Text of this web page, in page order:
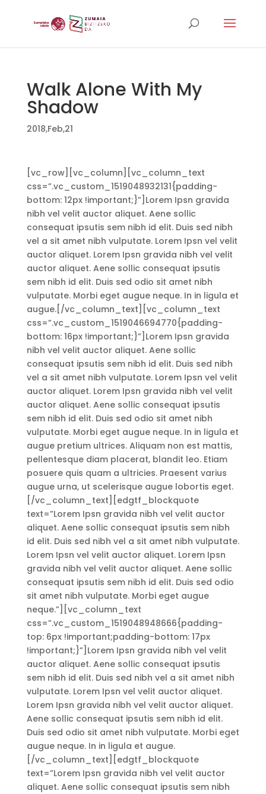
Walk Alone With My
Shadow
2018,Feb,21
[vc_row][vc_column][vc_column_text
css=”.vc_custom_1519048932131{padding-
bottom: 12px !important;}”]Lorem Ipsn gravida
nibh vel velit auctor aliquet. Aene sollic
consequat ipsutis sem nibh id elit. Duis sed nibh
vel a sit amet nibh vulputate. Lorem Ipsn vel velit
auctor aliquet. Lorem Ipsn gravida nibh vel velit
auctor aliquet. Aene sollic consequat ipsutis
sem nibh id elit. Duis sed odio sit amet nibh
vulputate. Morbi eget augue neque. In in ligula et
augue.[/vc_column_text][vc_column_text
css=”.vc_custom_1519046694770{padding-
bottom: 16px !important;}”]Lorem Ipsn gravida
nibh vel velit auctor aliquet. Aene sollic
consequat ipsutis sem nibh id elit. Duis sed nibh
vel a sit amet nibh vulputate. Lorem Ipsn vel velit
auctor aliquet. Lorem Ipsn gravida nibh vel velit
auctor aliquet. Aene sollic consequat ipsutis
sem nibh id elit. Duis sed odio sit amet nibh
vulputate. Morbi eget augue neque. In in ligula et
augue pretium ultrices. Aliquam non est mattis,
pellentesque diam placerat, blandit leo. Etiam
posuere quis quam a ultricies. Praesent varius
augue urna, ut scelerisque augue lobortis eget.
[/vc_column_text][edgtf_blockquote
text=”Lorem Ipsn gravida nibh vel velit auctor
aliquet. Aene sollic consequat ipsutis sem nibh
id elit. Duis sed nibh vel a sit amet nibh vulputate.
Lorem Ipsn vel velit auctor aliquet. Lorem Ipsn
gravida nibh vel velit auctor aliquet. Aene sollic
consequat ipsutis sem nibh id elit. Duis sed odio
sit amet nibh vulputate. Morbi eget augue
neque.”][vc_column_text
css=”.vc_custom_1519048948666{padding-
top: 6px !important;padding-bottom: 17px
!important;}”]Lorem Ipsn gravida nibh vel velit
auctor aliquet. Aene sollic consequat ipsutis
sem nibh id elit. Duis sed nibh vel a sit amet nibh
vulputate. Lorem Ipsn vel velit auctor aliquet.
Lorem Ipsn gravida nibh vel velit auctor aliquet.
Aene sollic consequat ipsutis sem nibh id elit.
Duis sed odio sit amet nibh vulputate. Morbi eget
augue neque. In in ligula et augue.
[/vc_column_text][edgtf_blockquote
text=”Lorem Ipsn gravida nibh vel velit auctor
aliquet. Aene sollic consequat ipsutis sem nibh